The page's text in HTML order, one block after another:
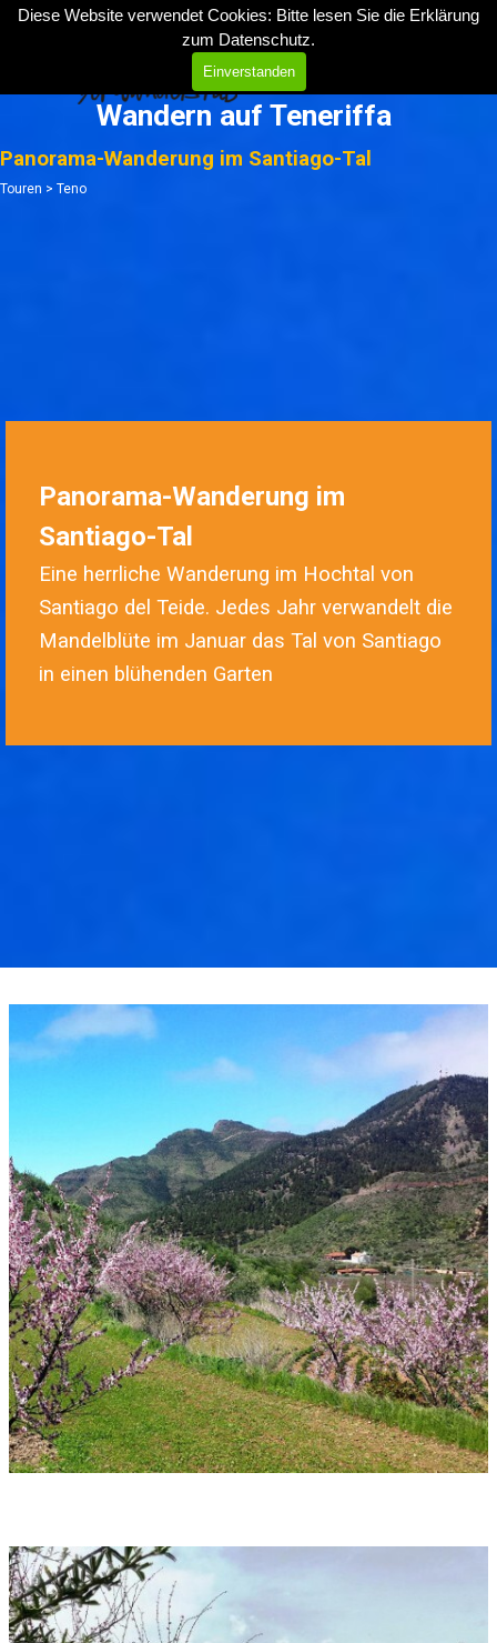
Diese Website verwendet Cookies: Bitte lesen Sie die Erklärung
zum Datenschutz.
Einverstanden
Direkt zum Seiteninhalt
Menü überspringen
Wandern auf Teneriffa
Panorama-Wanderung im Santiago-Tal
Touren > Teno
Panorama-Wanderung im
Santiago-Tal
Eine herrliche Wanderung im Hochtal von
Santiago del Teide. Jedes Jahr verwandelt die
Mandelblüte im Januar das Tal von Santiago
in einen blühenden Garten